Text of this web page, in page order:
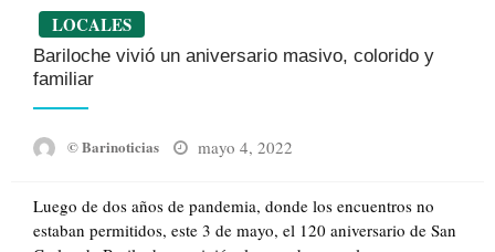
LOCALES
Bariloche vivió un aniversario masivo, colorido y
familiar
© Barinoticias
Posted
mayo 4, 2022
Luego de dos años de pandemia, donde los encuentros no
estaban permitidos, este 3 de mayo, el 120 aniversario de San